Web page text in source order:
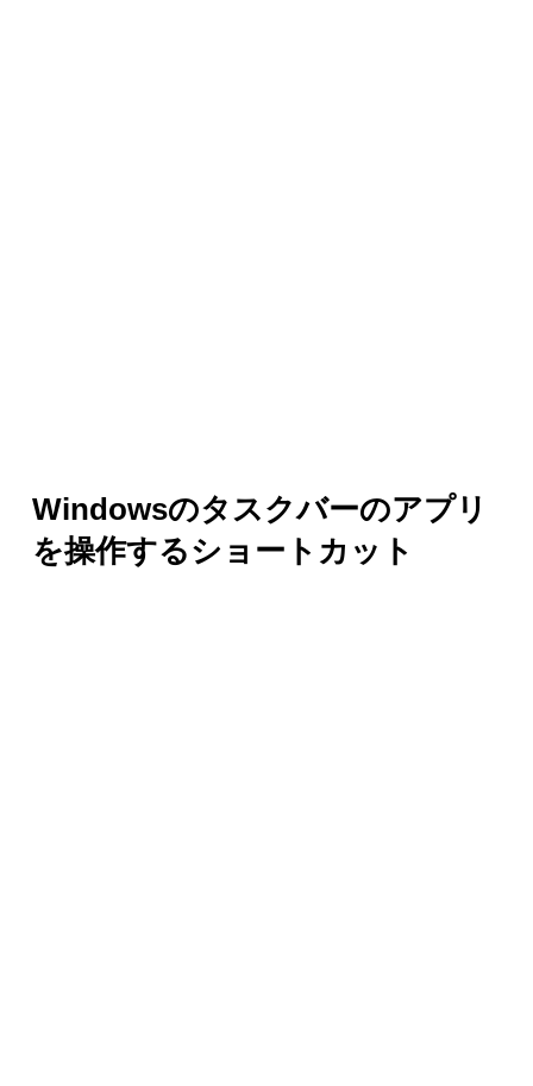
Windowsのタスクバーのアプリ
を操作するショートカット